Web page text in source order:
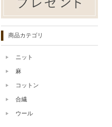
商品カテゴリ
ニット
麻
コットン
合繊
ウール